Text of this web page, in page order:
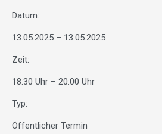
Datum:
13.05.2025 – 13.05.2025
Zeit:
18:30 Uhr – 20:00 Uhr
Typ:
Öffentlicher Termin